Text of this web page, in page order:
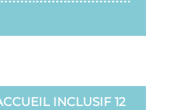
INCLUSIF 12